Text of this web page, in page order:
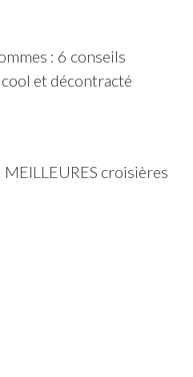
: 6 conseils
et décontracté
croisières